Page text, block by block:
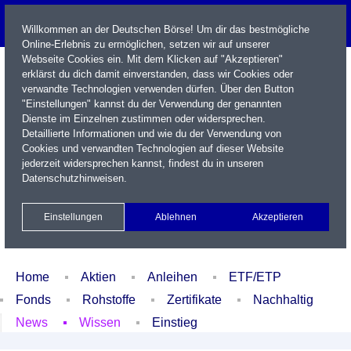
Name / WKN / ISIN / Kürzel
Xetra Realtime
Watchlist Portfolio Login
Home Aktien Anleihen
ETF/ETP
Fonds
Rohstoffe Zertifikate
Nachhaltig
News
Wissen Einstieg
Willkommen an der Deutschen Börse! Um dir das bestmögliche
Online-Erlebnis zu ermöglichen, setzen wir auf unserer
Webseite Cookies ein. Mit dem Klicken auf "Akzeptieren"
erklärst du dich damit einverstanden, dass wir Cookies oder
verwandte Technologien verwenden dürfen. Über den Button
"Einstellungen" kannst du der Verwendung der genannten
Dienste im Einzelnen zustimmen oder widersprechen.
Detaillierte Informationen und wie du der Verwendung von
Cookies und verwandten Technologien auf dieser Website
jederzeit widersprechen kannst, findest du in unseren
Datenschutzhinweisen.
Einstellungen Ablehnen Akzeptieren